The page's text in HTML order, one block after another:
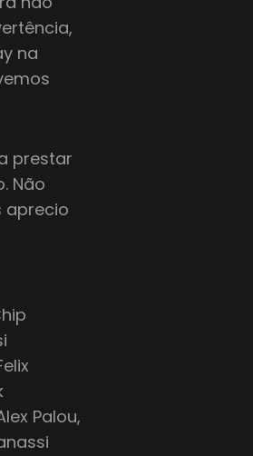
na
prestar
Não
aprecio
Palou,